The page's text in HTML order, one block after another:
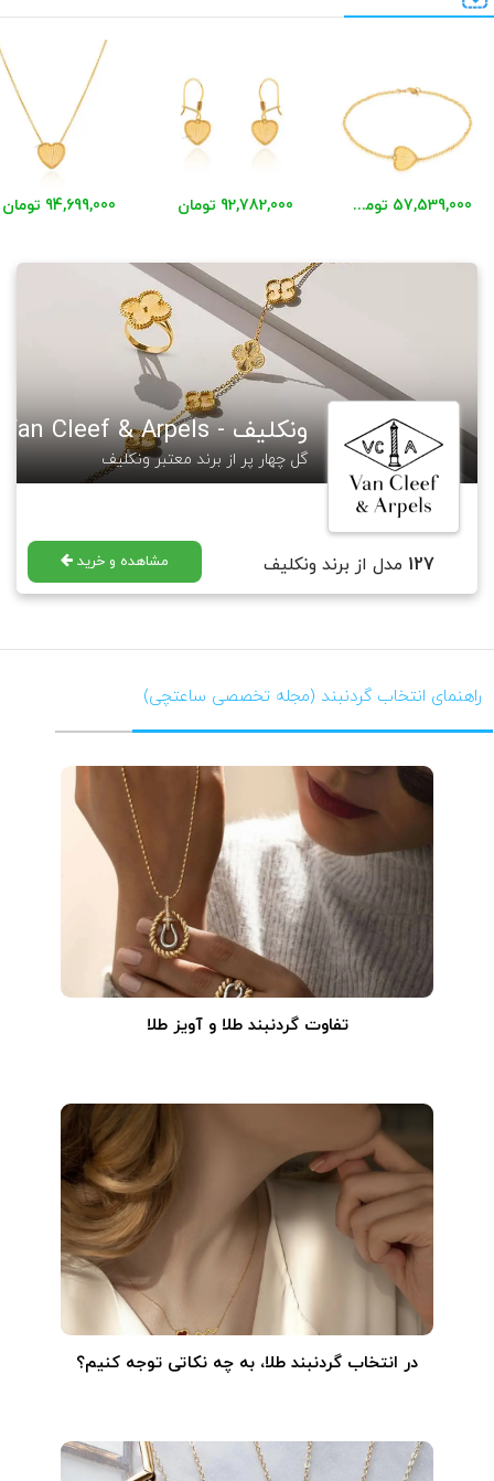
57,539,000 تومان 92,782,000 تومان 94,699,000 تومان
ونکلیف - Van Cleef & Arpels
گل چهار پر از برند معتبر ونکلیف
127 مدل از برند ونکلیف مشاهده و خرید
راهنمای انتخاب گردنبند (مجله تخصصی ساعتچی)
تفاوت گردنبند طلا و آویز طلا
در انتخاب گردنبند طلا‌، به چه نکاتی توجه کنیم؟